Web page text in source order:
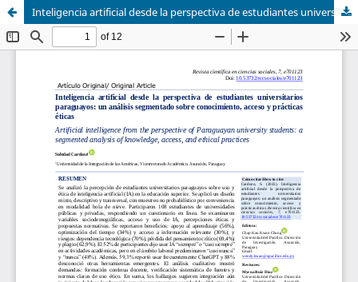
Inteligencia artificial desde la perspectiva de estudiantes universitarios paraguayos: un análisis segmentado sobre conocimiento, acceso y prácticas éticas